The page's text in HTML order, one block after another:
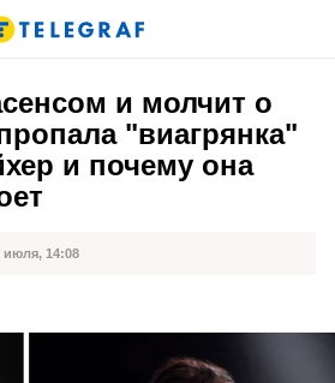
и молчит о
"виагрянка"
и почему она
июля, 14:08